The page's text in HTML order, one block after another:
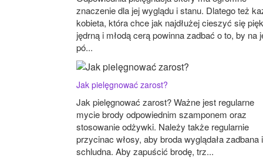
znaczenie dla jej wyglądu i stanu. Dlatego też
kobieta, która chce jak najdłużej cieszyć się
jędrną i młodą cerą powinna zadbać o to, by na
pó...
Jak pielęgnować zarost?
Jak pielęgnować zarost? Ważne jest regularne
mycie brody odpowiednim szamponem oraz
stosowanie odżywki. Należy także regularnie
przycinac włosy, aby broda wyglądała zadbana i
schludna. Aby zapuścić brodę, trz...